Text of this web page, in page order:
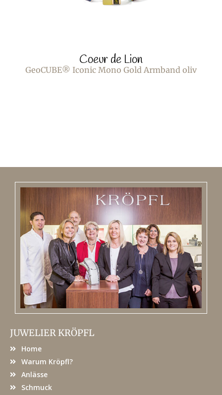
Coeur de Lion
GeoCUBE® Iconic Mono Gold Armband oliv
JUWELIER KRÖPFL
Home
Warum Kröpfl?
Anlässe
Schmuck